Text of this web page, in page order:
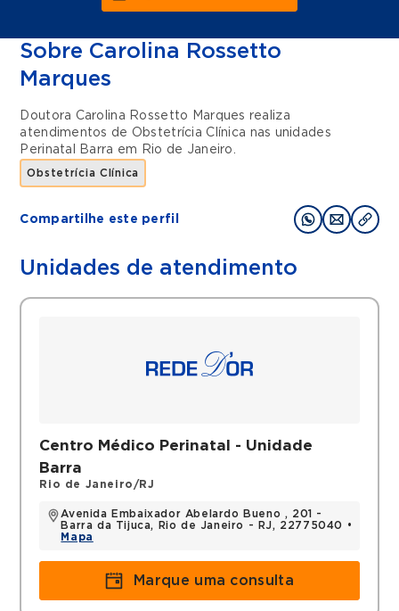
Sobre Carolina Rossetto
Marques
Doutora Carolina Rossetto Marques realiza
atendimentos de Obstetrícia Clínica nas unidades
Perinatal Barra em Rio de Janeiro.
Obstetrícia Clínica
Compartilhe este perfil
Unidades de atendimento
Centro Médico Perinatal - Unidade
Barra
Rio de Janeiro/RJ
Avenida Embaixador Abelardo Bueno , 201 -
Barra da Tijuca, Rio de Janeiro - RJ, 22775040 •
Mapa
Marque uma consulta